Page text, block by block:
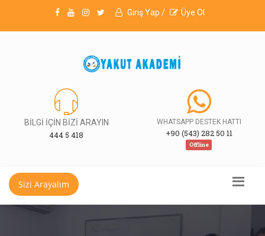
Giriş Yap / Üye Ol
BİLGİ İÇİN BİZİ ARAYIN
444 5 418
WHATSAPP DESTEK HATTI
+90 (543) 282 50 11
Offline
Sizi Arayalım